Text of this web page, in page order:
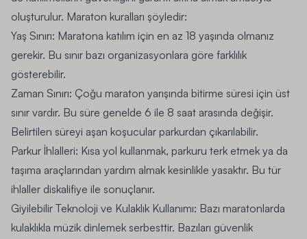
oluşturulur. Maraton kuralları şöyledir:
Yaş Sınırı: Maratona katılım için en az 18 yaşında olmanız
gerekir. Bu sınır bazı organizasyonlara göre farklılık
gösterebilir.
Zaman Sınırı: Çoğu maraton yarışında bitirme süresi için üst
sınır vardır. Bu süre genelde 6 ile 8 saat arasında değişir.
Belirtilen süreyi aşan koşucular parkurdan çıkarılabilir.
Parkur İhlalleri: Kısa yol kullanmak, parkuru terk etmek ya da
taşıma araçlarından yardım almak kesinlikle yasaktır. Bu tür
ihlaller diskalifiye ile sonuçlanır.
Giyilebilir Teknoloji ve Kulaklık Kullanımı: Bazı maratonlarda
kulaklıkla müzik dinlemek serbesttir. Bazıları güvenlik